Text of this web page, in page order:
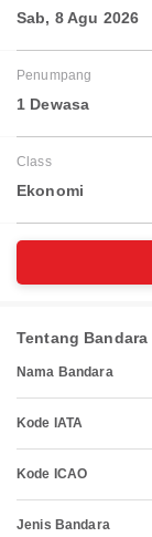
Sab, 8 Agu 2026
Penumpang
1 Dewasa
Class
Ekonomi
Tentang
Nama Bandara
Kode IATA
Kode ICAO
Jenis Bandara